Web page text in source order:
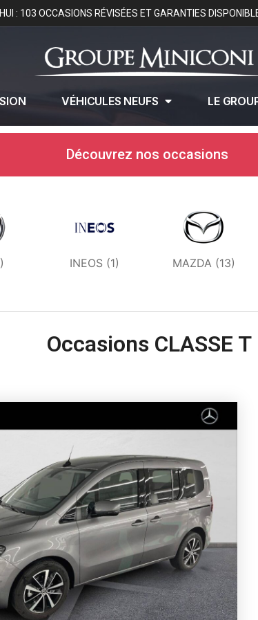
: 103 OCCASIONS RÉVISÉES ET GARANTIES
VÉHICULES NEUFS LE
Découvrez nos occasions
INEOS (1) MAZDA (13)
Occasions CLASSE T